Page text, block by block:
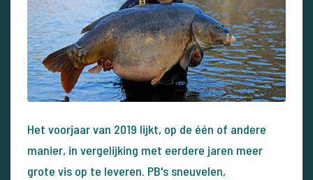
Het voorjaar van 2019 lijkt, op de één of andere
manier, in vergelijking met eerdere jaren meer
grote vis op te leveren. PB's sneuvelen,